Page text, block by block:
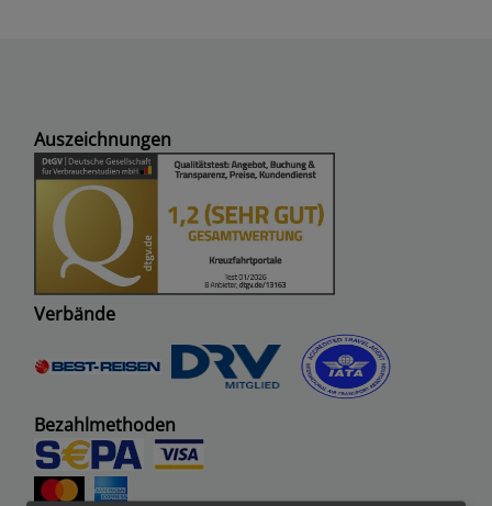
Auszeichnungen
Verbände
Bezahlmethoden